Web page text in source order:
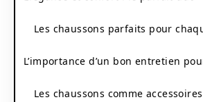
Les chaussons parfaits pour
L’importance d’un bon entretien
Les chaussons comme